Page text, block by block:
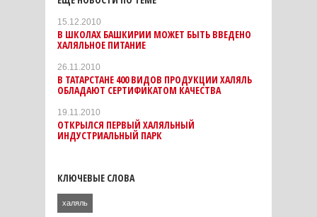
15.12.2010
В ШКОЛАХ БАШКИРИИ МОЖЕТ БЫТЬ ВВЕДЕНО
ХАЛЯЛЬНОЕ ПИТАНИЕ
26.11.2010
В ТАТАРСТАНЕ 400 ВИДОВ ПРОДУКЦИИ ХАЛЯЛЬ
ОБЛАДАЮТ СЕРТИФИКАТОМ КАЧЕСТВА
19.11.2010
ОТКРЫЛСЯ ПЕРВЫЙ ХАЛЯЛЬНЫЙ
ИНДУСТРИАЛЬНЫЙ ПАРК
КЛЮЧЕВЫЕ СЛОВА
халяль